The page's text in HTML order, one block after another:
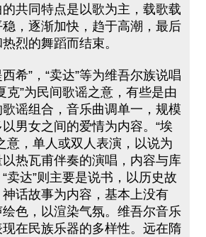
共同特点是以歌为主，载歌载
，逐渐加快，趋于高潮，最后
烈的舞蹈而结束。
西希”，“卖达”等为维吾尔族说唱
克”为民间歌谣之意，有些是由
谣组合，音乐曲调单一，规模
男女之间的爱情为内容。“埃
意，单人或双人表演，以说为
热瓦甫伴奏的演唱，内容与库
卖达”则主要是说书，以历史故
话故事为内容，基本上没有
色，以渲染气氛。维吾尔音乐
在民族乐器的多样性。远在隋